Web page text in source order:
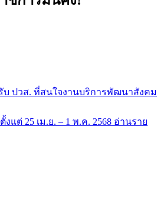
บ ปวส. ที่สนใจงานบริการพัฒนาสังคม
ต่ 25 เม.ย. – 1 พ.ค. 2568 อ่านราย